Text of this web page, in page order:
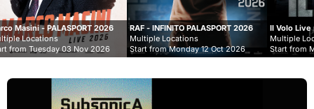
2026
2026
RAF - INFINITO PALASPORT 2026
Multiple Locations
Start from Monday 12 Oct 2026
Il Volo Live nei Palasport 2026
Multiple Locations
Start from Monday 07 Dec